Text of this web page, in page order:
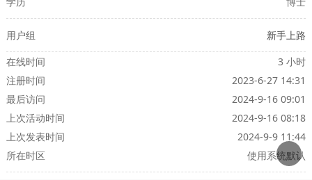
用户组
新手上路
在线时间
3 小时
注册时间
2023-6-27 14:31
最后访问
2024-9-16 09:01
上次活动时间
2024-9-16 08:18
上次发表时间
2024-9-9 11:44
所在时区
使用系统默认